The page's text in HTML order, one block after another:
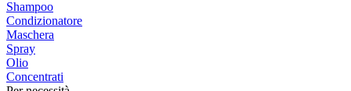
Shampoo
Condizionatore
Maschera
Spray
Olio
Concentrati